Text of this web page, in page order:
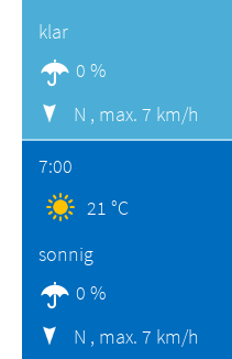
klar
0 %
N , max. 7 km/h
7:00
21 °C
sonnig
0 %
N , max. 7 km/h